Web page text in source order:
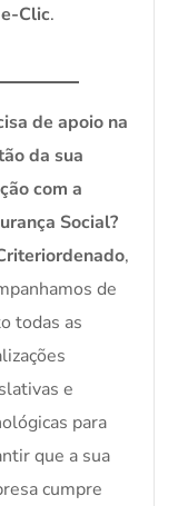
e-Clic.
de apoio na
da sua
com a
Social?
,
de
todas as
e
para
que a sua
cumpre